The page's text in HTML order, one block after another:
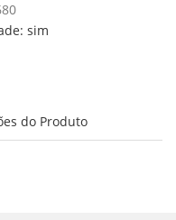
sim
do Produto